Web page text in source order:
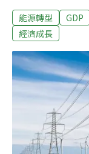
量經濟成長的首
俄羅斯、挪威等
成長率大多以
「賺」多少錢的
NDP的計算中，
被視為生產成本
體《氣候之家》
統計委員會（
國同意以NDP作
能源轉型 GDP
經濟成長